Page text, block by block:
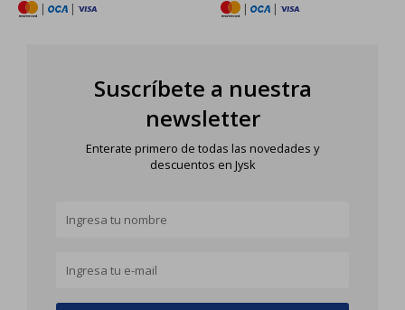
|
|
|
|
Suscríbete a nuestra
newsletter
Enterate primero de todas las novedades y
descuentos en Jysk